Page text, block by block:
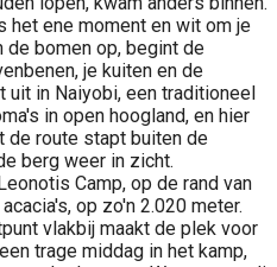
het ene moment en wit om je
de bomen op, begint de
je kuiten en de
uit in Naiyobi, een traditioneel
in open hoogland, en hier
de route stapt buiten de
berg weer in zicht.
Camp, op de rand van
op zo'n 2.020 meter.
vlakbij maakt de plek voor
trage middag in het kamp,